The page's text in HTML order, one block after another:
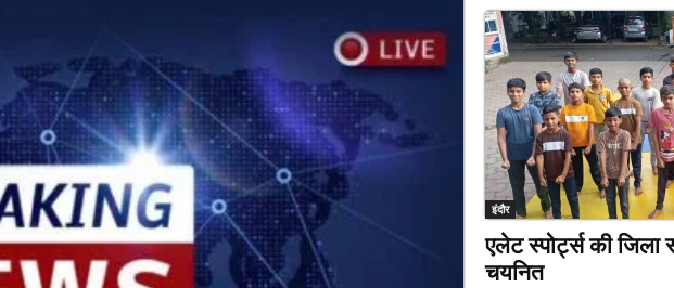
इंदौर
एलेट स्पोर्ट्स की जिला
चयनित